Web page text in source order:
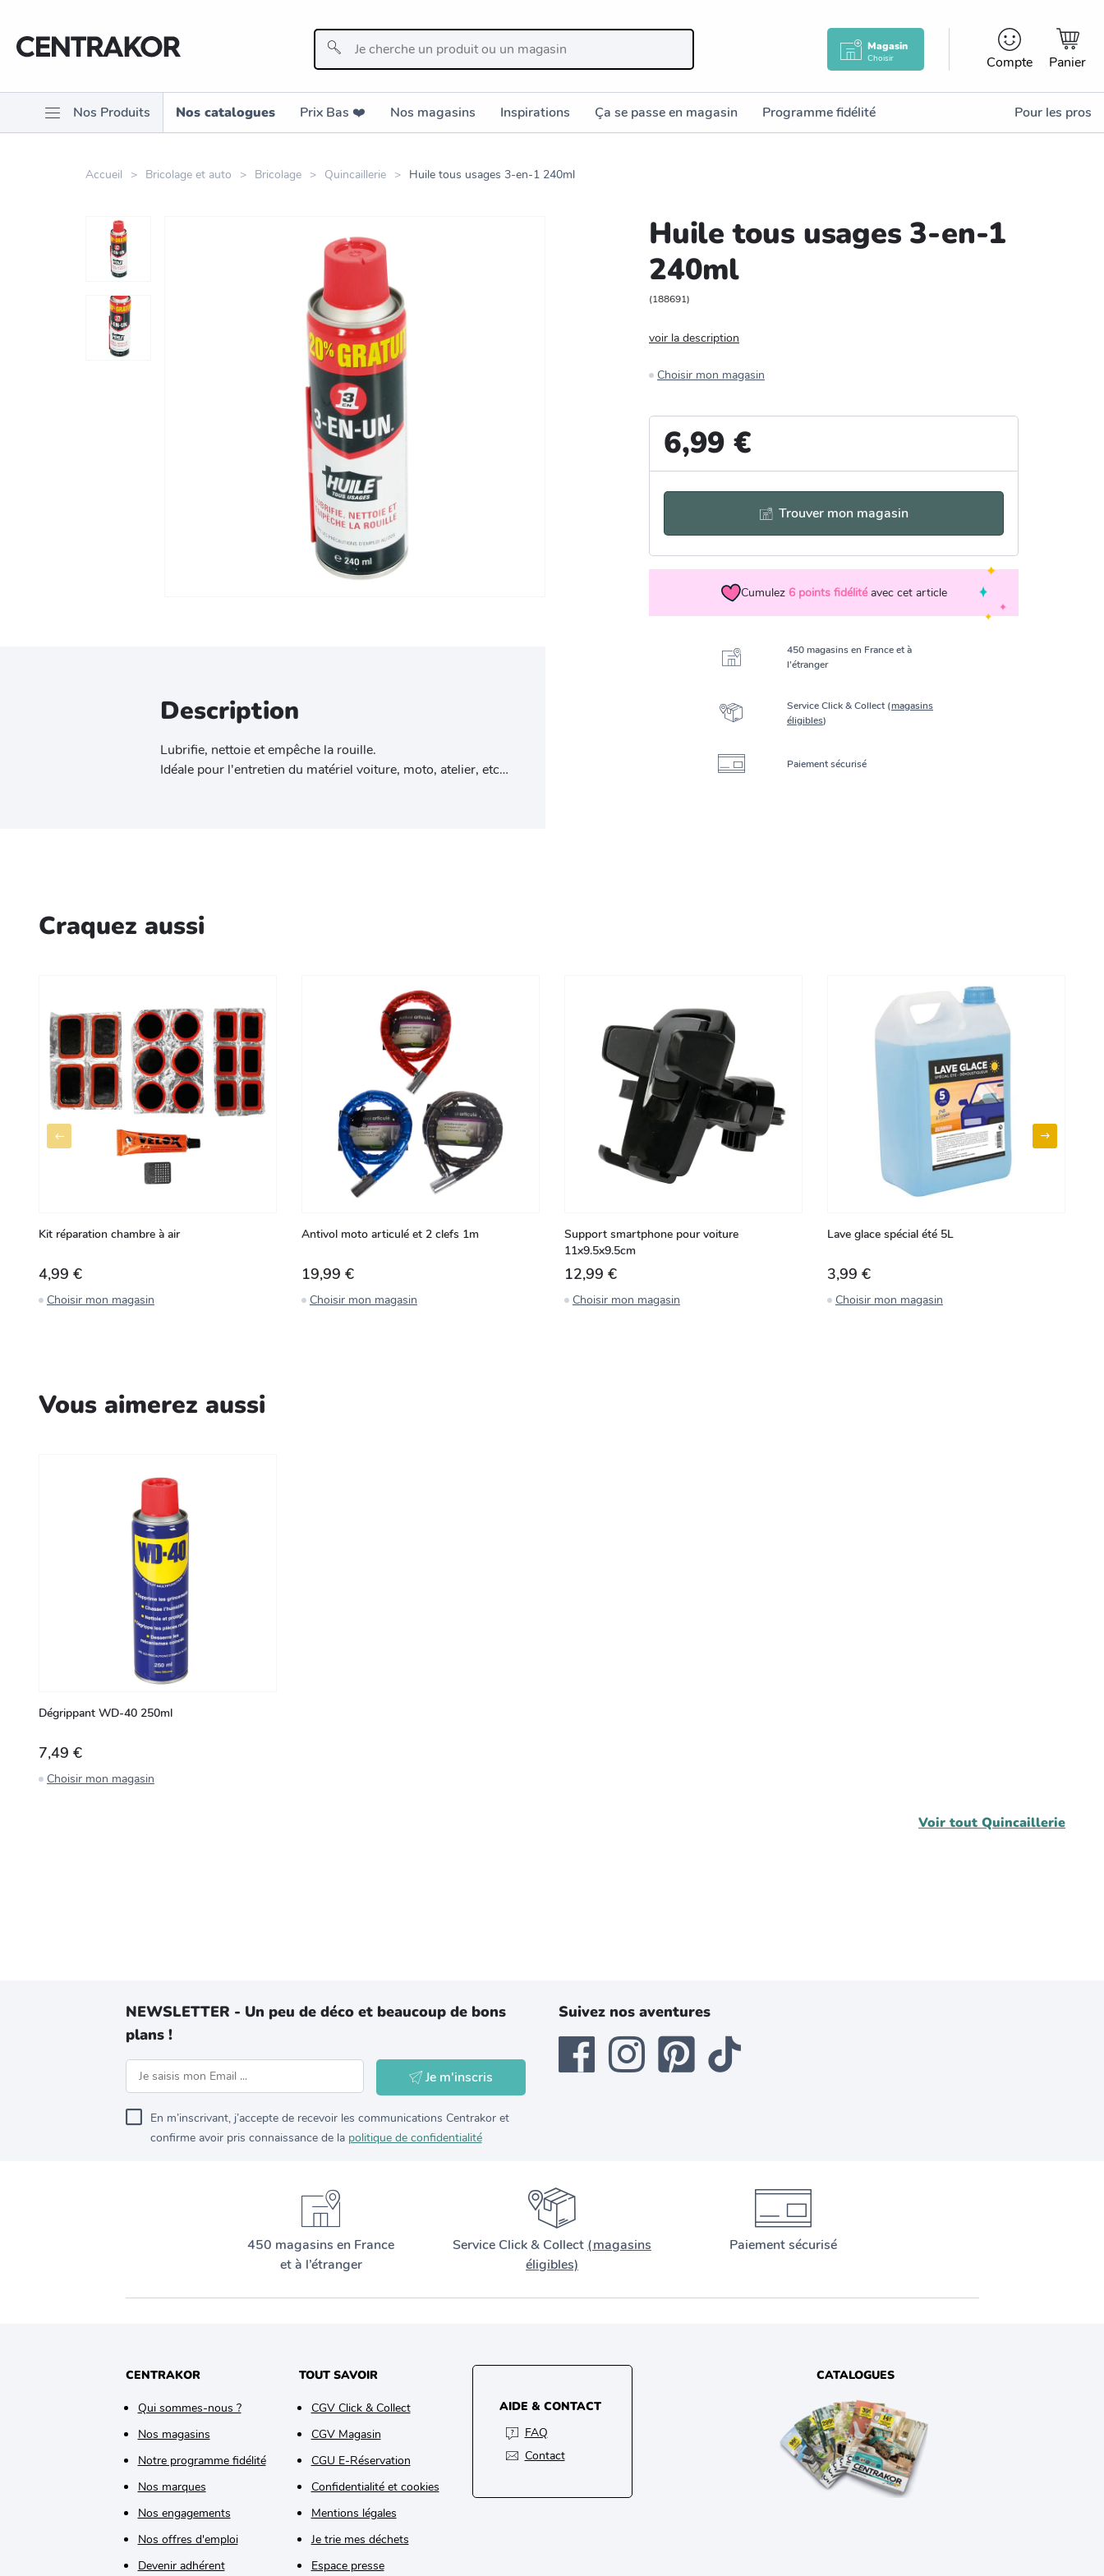
Magasin
Choisir Compte Panier
Nos Produits Nos catalogues Prix Bas ❤️️ Nos magasins Inspirations Ça se passe en magasin Programme fidélité Pour les pros
Accueil Bricolage et auto Bricolage Quincaillerie Huile tous usages 3-en-1 240ml
Description
Lubrifie, nettoie et empêche la rouille.
Idéale pour l'entretien du matériel voiture, moto, atelier, etc…
Huile tous usages 3-en-1
240ml
(188691)
voir la description
Choisir mon magasin
6,99 €
Trouver mon magasin
Cumulez 6 points fidélité avec cet article
450 magasins en France et à
l’étranger
Service Click & Collect (magasins
éligibles)
Paiement sécurisé
Craquez aussi
Kit réparation chambre à air
4,99 €
Choisir mon magasin
Antivol moto articulé et 2 clefs 1m
19,99 €
Choisir mon magasin
Support smartphone pour voiture
11x9.5x9.5cm
12,99 €
Choisir mon magasin
Lave glace spécial été 5L
3,99 €
Choisir mon magasin
Vous aimerez aussi
Dégrippant WD-40 250ml
7,49 €
Choisir mon magasin
Voir tout Quincaillerie
NEWSLETTER - Un peu de déco et beaucoup de bons
plans !
Je m'inscris
En m’inscrivant, j’accepte de recevoir les communications Centrakor et
confirme avoir pris connaissance de la politique de confidentialité
Suivez nos aventures
450 magasins en France
et à l’étranger
Service Click & Collect (magasins
éligibles)
Paiement sécurisé
CENTRAKOR
Qui sommes-nous ?
Nos magasins
Notre programme fidélité
Nos marques
Nos engagements
Nos offres d'emploi
Devenir adhérent
TOUT SAVOIR
CGV Click & Collect
CGV Magasin
CGU E-Réservation
Confidentialité et cookies
Mentions légales
Je trie mes déchets
Espace presse
AIDE & CONTACT
FAQ
Contact
CATALOGUES